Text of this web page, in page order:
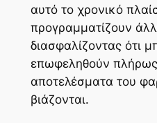
αυτό το χρονικό
προγραμματίζουν
διασφαλίζοντας ότι
επωφεληθούν
αποτελέσματα του
βιάζονται.